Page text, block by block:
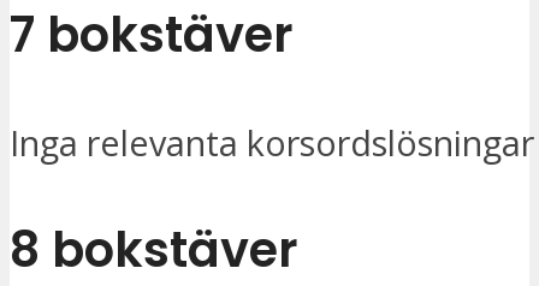
7 bokstäver
Inga relevanta
8 bokstäver